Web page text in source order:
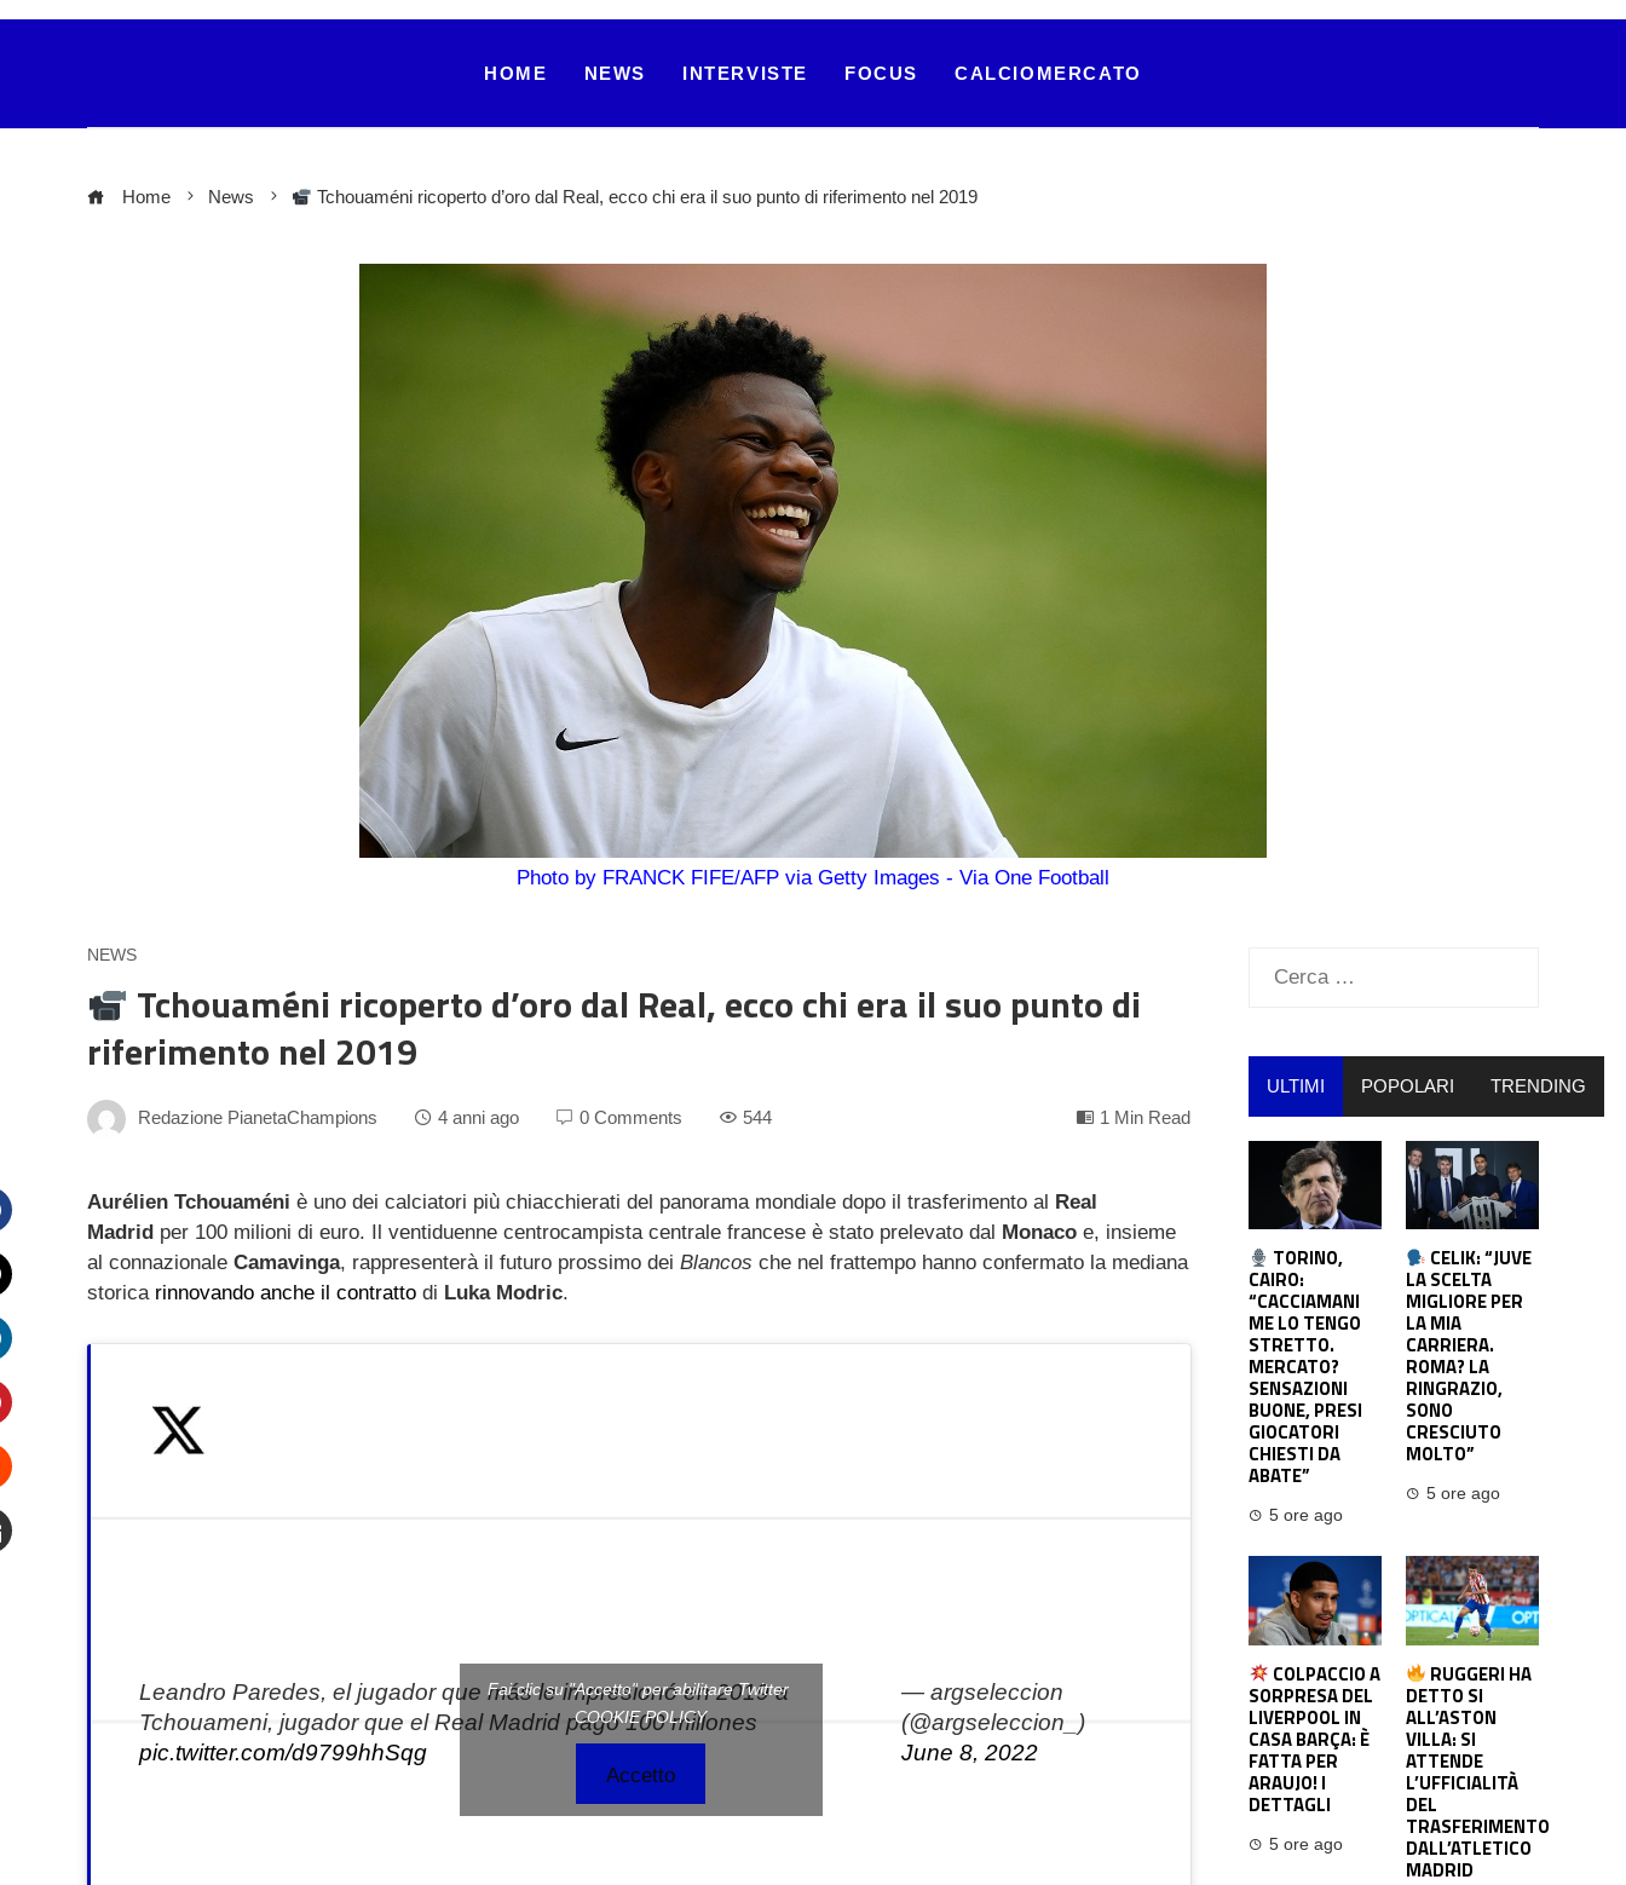
HOME NEWS INTERVISTE FOCUS CALCIOMERCATO
Home News Tchouaméni ricoperto d’oro dal Real, ecco chi era il suo punto di riferimento nel 2019
Photo by FRANCK FIFE/AFP via Getty Images - Via One Football
NEWS
Tchouaméni ricoperto d’oro dal Real, ecco chi era il suo punto di
riferimento nel 2019
Redazione PianetaChampions 4 anni ago 0 Comments 544 1 Min Read
Aurélien Tchouaméni è uno dei calciatori più chiacchierati del panorama mondiale dopo il trasferimento al Real
Madrid per 100 milioni di euro. Il ventiduenne centrocampista centrale francese è stato prelevato dal Monaco e, insieme
al connazionale Camavinga, rappresenterà il futuro prossimo dei Blancos che nel frattempo hanno confermato la mediana
storica rinnovando anche il contratto di Luka Modric.
Leandro Paredes, el jugador que más le impresionó en 2019 a
Tchouameni, jugador que el Real Madrid pagó 100 millones
pic.twitter.com/d9799hhSqg
— argseleccion
(@argseleccion_)
June 8, 2022
Fai clic su "Accetto" per abilitare Twitter
COOKIE POLICY
Accetto
Ricerca
ULTIMI POPOLARI TRENDING
TORINO,
CAIRO:
“CACCIAMANI
ME LO TENGO
STRETTO.
MERCATO?
SENSAZIONI
BUONE, PRESI
GIOCATORI
CHIESTI DA
ABATE”
5 ore ago
CELIK: “JUVE
LA SCELTA
MIGLIORE PER
LA MIA
CARRIERA.
ROMA? LA
RINGRAZIO,
SONO
CRESCIUTO
MOLTO”
5 ore ago
COLPACCIO A
SORPRESA DEL
LIVERPOOL IN
CASA BARÇA: È
FATTA PER
ARAUJO! I
DETTAGLI
5 ore ago
RUGGERI HA
DETTO SI
ALL’ASTON
VILLA: SI
ATTENDE
L’UFFICIALITÀ
DEL
TRASFERIMENTO
DALL’ATLETICO
MADRID